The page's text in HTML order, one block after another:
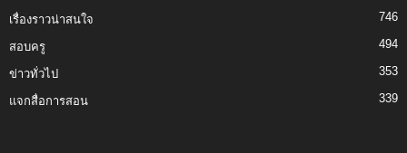
เรื่องราวน่าสนใจ 746
สอบครู 494
ข่าวทั่วไป 353
แจกสื่อการสอน 339